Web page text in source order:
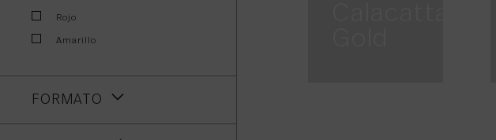
Rojo
Amarillo
FORMATO